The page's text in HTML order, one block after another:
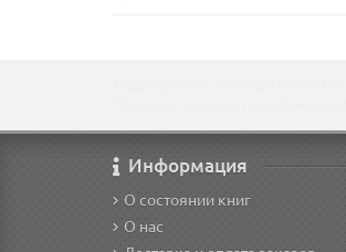
Информация
О состоянии книг
О нас